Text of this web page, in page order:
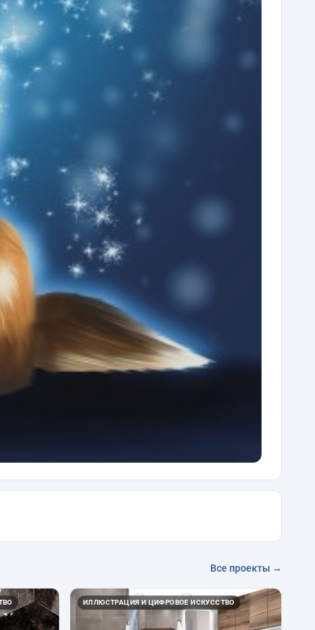
Все проекты →
ИЛЛЮСТРАЦИЯ И ЦИФРОВОЕ ИСКУССТВО